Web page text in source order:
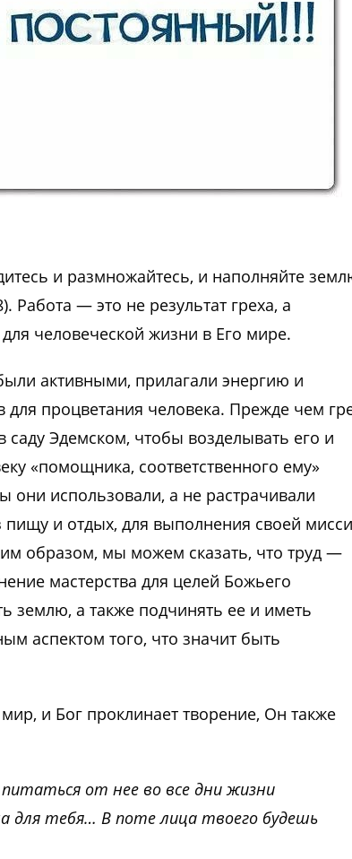
и размножайтесь, и наполняйте
Работа — это не результат греха, а
человеческой жизни в Его мире.
активными, прилагали энергию и
для процветания человека. Прежде чем
Эдемском, чтобы возделывать его и
«помощника, соответственного ему»
использовали, а не растрачивали
и отдых, для выполнения своей
образом, мы можем сказать, что труд —
мастерства для целей Божьего
землю, а также подчинять ее и иметь
аспектом того, что значит быть
и Бог проклинает творение, Он также
от нее во все дни жизни
для тебя… В поте лица твоего будешь